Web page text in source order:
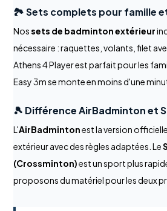
🏞️ Sets complets pour famille
Nossets de badminton extérieur
nécessaire : raquettes, volants, filet
Athens 4 Player est parfait pour les
Easy 3m se monte en moins d'une
🎾 Différence AirBadminton et
L'AirBadmintonest la version
extérieur avec des règles adaptées. Le
(Crossminton)est un sport plus
proposons du matériel pour les deux